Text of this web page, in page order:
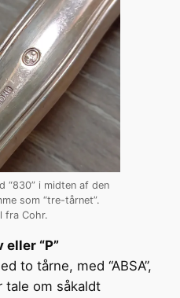
“830” i midten af den
som “tre-tårnet”.
fra Cohr.
eller “P”
to tårne, med “ABSA”,
tale om såkaldt